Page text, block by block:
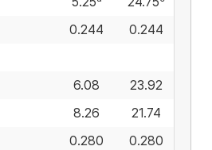
0.244
0.244
6.08
23.92
8.26
21.74
0.280
0.280